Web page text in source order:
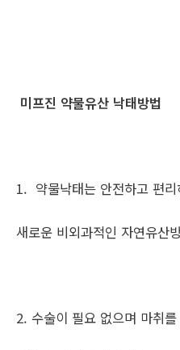
미프진 약물유산 낙태방법
1. 약물낙태는 안전하고 편
새로운 비외과적인 자연유산
2. 수술이 필요 없으며 마취